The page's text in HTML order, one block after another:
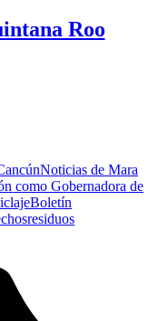
Roo
Noticias de Mara
como Gobernadora de
Boletín
residuos